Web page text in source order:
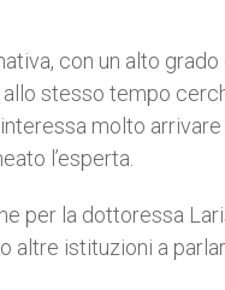
con un alto
stesso tempo
molto
l’esperta.
per la dottoressa
altre istituzioni a